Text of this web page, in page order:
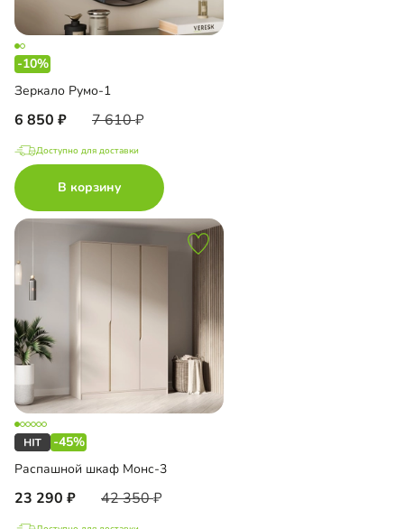
-10%
Зеркало Румо-1
6 850 7 610
Доступно для доставки
В корзину
-45%
Распашной шкаф Монс-3
23 290 42 350